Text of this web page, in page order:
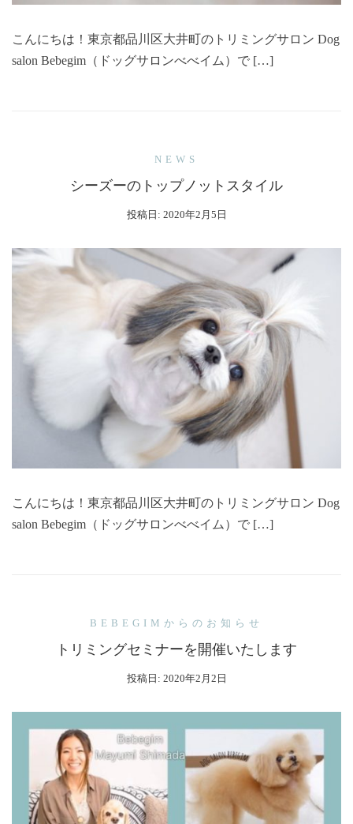
こんにちは！東京都品川区大井町のトリミングサロン Dog
salon Bebegim（ドッグサロンべべイム）で […]
NEWS
シーズーのトップノットスタイル
投稿日: 2020年2月5日
こんにちは！東京都品川区大井町のトリミングサロン Dog
salon Bebegim（ドッグサロンべべイム）で […]
BEBEGIMからのお知らせ
トリミングセミナーを開催いたします
投稿日: 2020年2月2日